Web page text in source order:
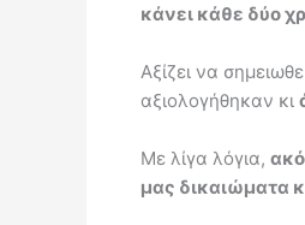
κάνει κάθε δύο
Αξίζει να
αξιολογήθηκαν κι
Με λίγα λόγια,
μας δικαιώματα